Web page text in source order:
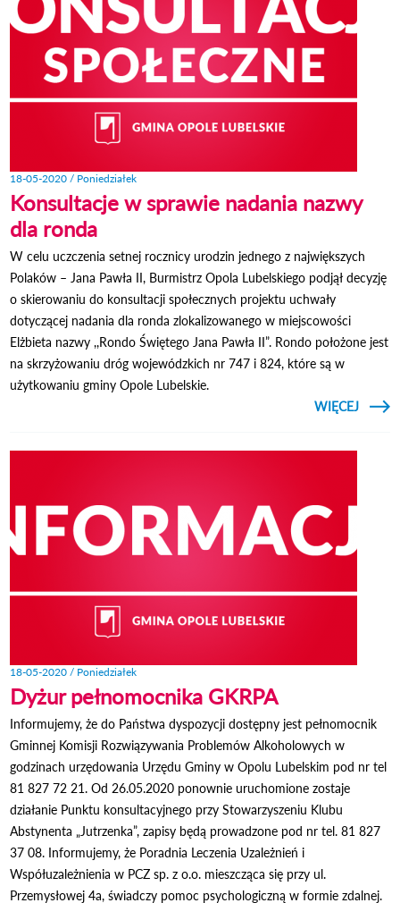
18-05-2020 / Poniedziałek
Konsultacje w sprawie nadania nazwy
dla ronda
W celu uczczenia setnej rocznicy urodzin jednego z największych
Polaków – Jana Pawła II, Burmistrz Opola Lubelskiego podjął decyzję
o skierowaniu do konsultacji społecznych projektu uchwały
dotyczącej nadania dla ronda zlokalizowanego w miejscowości
Elżbieta nazwy ,,Rondo Świętego Jana Pawła II”. Rondo położone jest
na skrzyżowaniu dróg wojewódzkich nr 747 i 824, które są w
użytkowaniu gminy Opole Lubelskie.
CZYTAJ
WIĘCEJ
18-05-2020 / Poniedziałek
Dyżur pełnomocnika GKRPA
Informujemy, że do Państwa dyspozycji dostępny jest pełnomocnik
Gminnej Komisji Rozwiązywania Problemów Alkoholowych w
godzinach urzędowania Urzędu Gminy w Opolu Lubelskim pod nr tel
81 827 72 21. Od 26.05.2020 ponownie uruchomione zostaje
działanie Punktu konsultacyjnego przy Stowarzyszeniu Klubu
Abstynenta „Jutrzenka”, zapisy będą prowadzone pod nr tel. 81 827
37 08. Informujemy, że Poradnia Leczenia Uzależnień i
Współuzależnienia w PCZ sp. z o.o. mieszcząca się przy ul.
Przemysłowej 4a, świadczy pomoc psychologiczną w formie zdalnej.